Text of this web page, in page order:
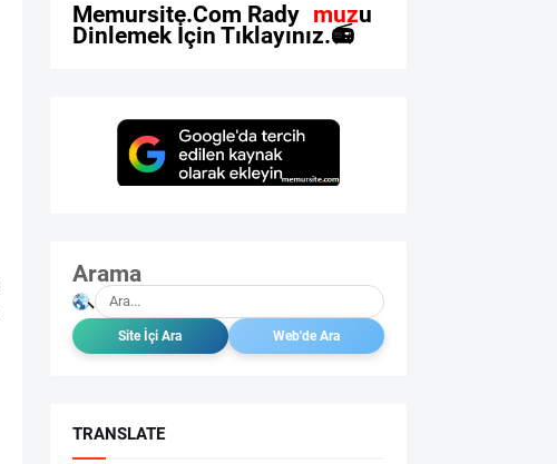
Memursite.Com Radyo muzu
Din emek İçin Tı kl ayınız.
Arama
TRANSLATE